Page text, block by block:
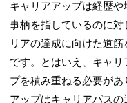
キャリアアップは経歴
事柄を指しているのに
リアの達成に向けた道
です。とはいえ、キャ
プを積み重ねる必要が
アップはキャリアパスの